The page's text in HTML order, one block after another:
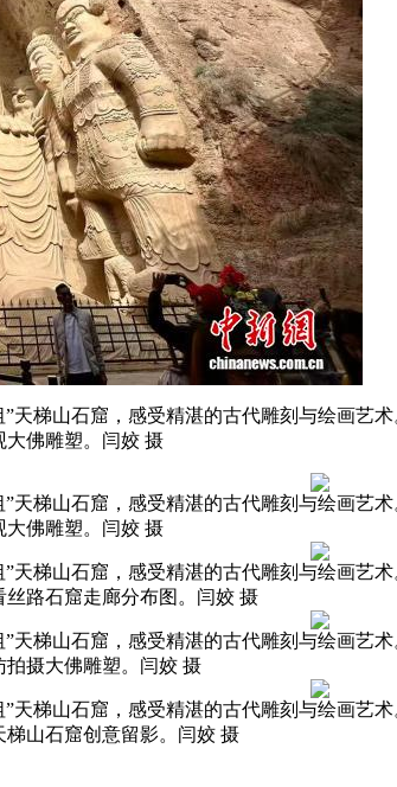
梯山石窟，感受精湛的古代雕刻与绘画艺
大佛雕塑。闫姣 摄
天梯山石窟，感受精湛的古代雕刻与绘画艺
大佛雕塑。闫姣 摄
天梯山石窟，感受精湛的古代雕刻与绘画艺
路石窟走廊分布图。闫姣 摄
天梯山石窟，感受精湛的古代雕刻与绘画艺
摄大佛雕塑。闫姣 摄
天梯山石窟，感受精湛的古代雕刻与绘画艺
山石窟创意留影。闫姣 摄